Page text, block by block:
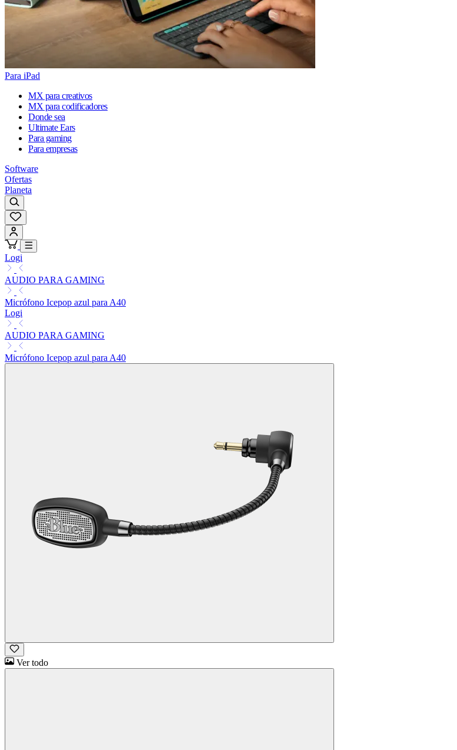
Para iPad
MX para creativos
MX para codificadores
Donde sea
Ultimate Ears
Para gaming
Para empresas
Software
Ofertas
Planeta
Logi
AUDIO PARA GAMING
Micrófono Icepop azul para A40
Logi
AUDIO PARA GAMING
Micrófono Icepop azul para A40
Ver todo